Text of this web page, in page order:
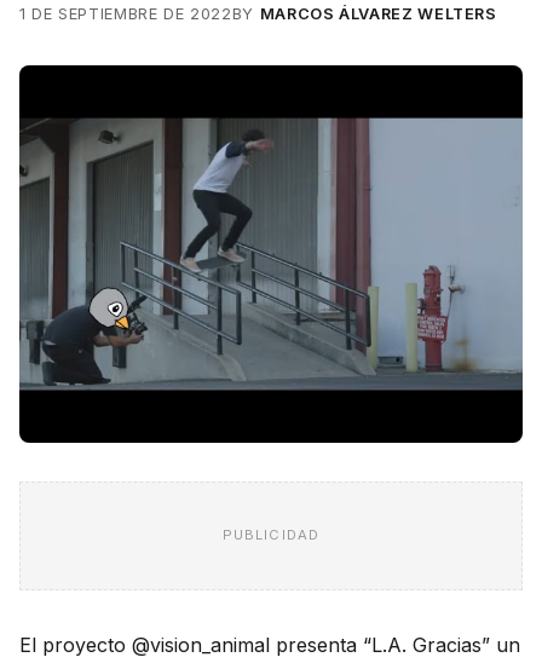
1 DE SEPTIEMBRE DE 2022BY MARCOS ÁLVAREZ WELTERS
PUBLICIDAD
El proyecto @vision_animal presenta “L.A. Gracias” un